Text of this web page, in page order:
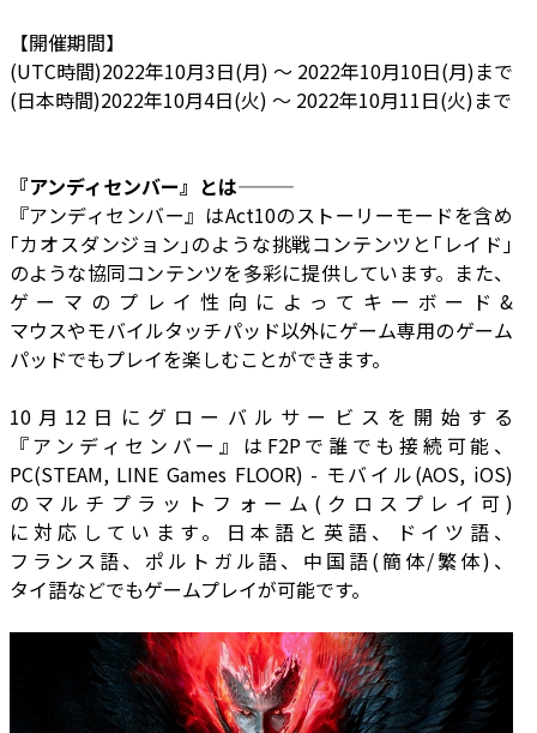
【開催期間】
(UTC時間)2022年10月3日(月) ～ 2022年10月10日(月)まで
(日本時間)2022年10月4日(火) ～ 2022年10月11日(火)まで
――『アンディセンバー』とは―――
『アンディセンバー』はAct10のストーリーモードを含め
｢カオスダンジョン｣のような挑戦コンテンツと｢レイド｣
のような協同コンテンツを多彩に提供しています。また、
ゲーマのプレイ性向によってキーボード&
マウスやモバイルタッチパッド以外にゲーム専用のゲーム
パッドでもプレイを楽しむことができます。
10月12日にグローバルサービスを開始する
『アンディセンバー』はF2Pで誰でも接続可能、
PC(STEAM, LINE Games FLOOR) - モバイル(AOS, iOS)
のマルチプラットフォーム(クロスプレイ可)
に対応しています。日本語と英語、ドイツ語、
フランス語、ポルトガル語、中国語(簡体/繁体)、
タイ語などでもゲームプレイが可能です。